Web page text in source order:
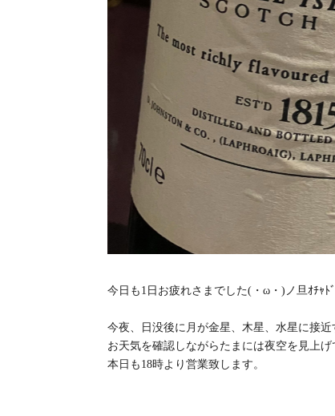
今日も1日お疲れさまでした(・ω・)ノ旦ｵﾁｬﾄﾞ
今夜、日没後に月が金星、木星、水星に接
お天気を確認しながらたまには夜空を見上
本日も18時より営業致します。